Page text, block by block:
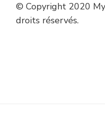
© Copyright 2020
droits réservés.